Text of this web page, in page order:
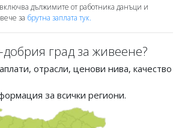
дължимите от работника данъци и
за брутна заплата тук.
град за живеене?
отрасли, ценови нива, качество
за всички региони.